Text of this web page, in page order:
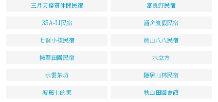
三月天優質休閒民宿 富良野民宿
35A-LI民宿 涵舍渡假民宿
七賢小棧民宿 員山八八民宿
擁翠田園民宿 水立方
水雲茶坊 隱居山林民宿
波麗士的家 秋山田園會館